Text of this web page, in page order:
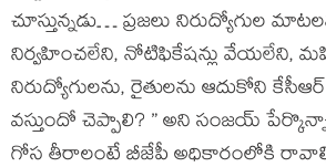
చూస్తున్నడు… ప్రజలు నిరుద్యోగుల
నిర్వహించలేని, నోటిఫికేషన్లు వేయలేని,
నిరుద్యోగులను, రైతులను ఆదుకోని
వస్తుందో చెప్పాలి? ” అని సంజ‌య్
గోస తీరాలంటే బీజేపీ అధికారంలోకి